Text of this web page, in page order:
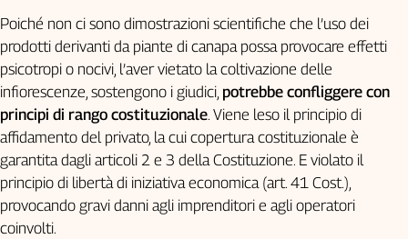
Poiché non ci sono dimostrazioni scientifiche che l’uso dei
prodotti derivanti da piante di canapa possa provocare effetti
psicotropi o nocivi, l’aver vietato la coltivazione delle
infiorescenze, sostengono i giudici, potrebbe confliggere con
principi di rango costituzionale. Viene leso il principio di
affidamento del privato, la cui copertura costituzionale è
garantita dagli articoli 2 e 3 della Costituzione. E violato il
principio di libertà di iniziativa economica (art. 41 Cost.),
provocando gravi danni agli imprenditori e agli operatori
coinvolti.